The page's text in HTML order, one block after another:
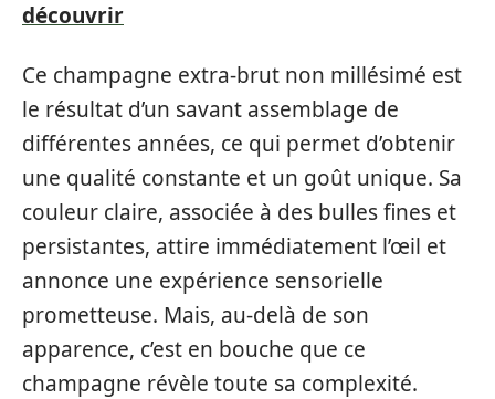
découvrir
Ce champagne extra-brut non millésimé est
le résultat d’un savant assemblage de
différentes années, ce qui permet d’obtenir
une qualité constante et un goût unique. Sa
couleur claire, associée à des bulles fines et
persistantes, attire immédiatement l’œil et
annonce une expérience sensorielle
prometteuse. Mais, au-delà de son
apparence, c’est en bouche que ce
champagne révèle toute sa complexité.